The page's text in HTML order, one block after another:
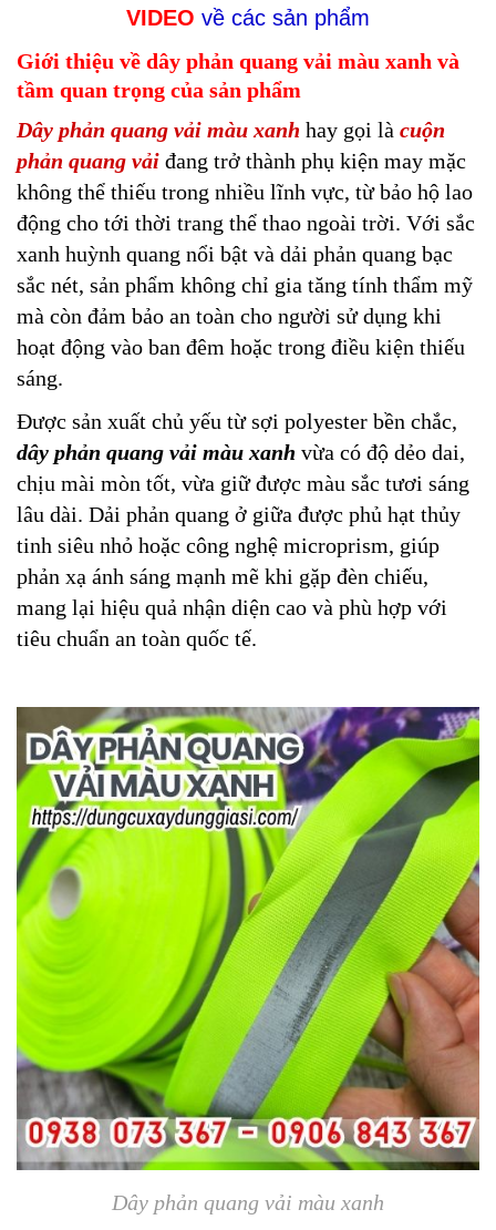
VIDEO về các sản phẩm
Giới thiệu về dây phản quang vải màu xanh và
tầm quan trọng của sản phẩm
Dây phản quang vải màu xanh hay gọi là cuộn
phản quang vải đang trở thành phụ kiện may mặc
không thể thiếu trong nhiều lĩnh vực, từ bảo hộ lao
động cho tới thời trang thể thao ngoài trời. Với sắc
xanh huỳnh quang nổi bật và dải phản quang bạc
sắc nét, sản phẩm không chỉ gia tăng tính thẩm mỹ
mà còn đảm bảo an toàn cho người sử dụng khi
hoạt động vào ban đêm hoặc trong điều kiện thiếu
sáng.
Được sản xuất chủ yếu từ sợi polyester bền chắc,
dây phản quang vải màu xanh vừa có độ dẻo dai,
chịu mài mòn tốt, vừa giữ được màu sắc tươi sáng
lâu dài. Dải phản quang ở giữa được phủ hạt thủy
tinh siêu nhỏ hoặc công nghệ microprism, giúp
phản xạ ánh sáng mạnh mẽ khi gặp đèn chiếu,
mang lại hiệu quả nhận diện cao và phù hợp với
tiêu chuẩn an toàn quốc tế.
Dây phản quang vải màu xanh